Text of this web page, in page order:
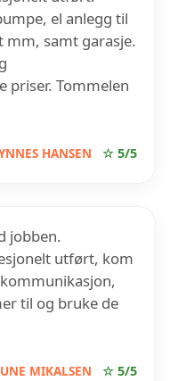
el anlegg til
samt garasje.
priser. Tommelen
HANSEN ☆ 5/5
jobben.
utført, kom
til og bruke de
MIKALSEN ☆ 5/5